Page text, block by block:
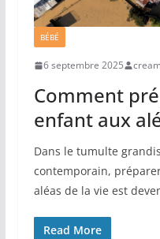
BÉBÉ
6 septembre 2025
Comment
enfant aux
Dans le tumulte
contemporain,
aléas de la vie est
Read More